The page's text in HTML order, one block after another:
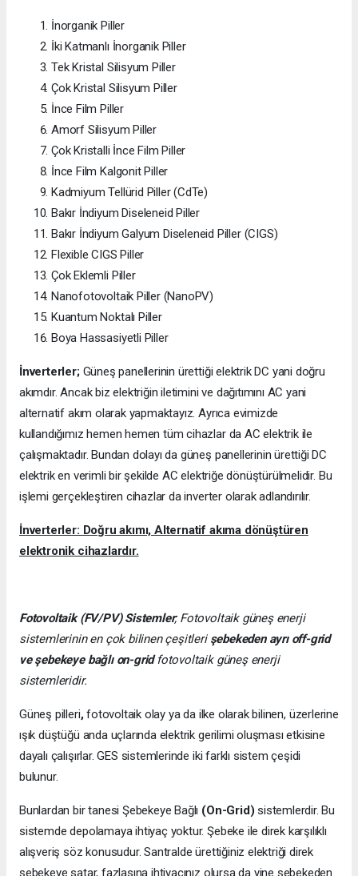
İnorganik Piller
İki Katmanlı İnorganik Piller
Tek Kristal Silisyum Piller
Çok Kristal Silisyum Piller
İnce Film Piller
Amorf Silisyum Piller
Çok Kristalli İnce Film Piller
İnce Film Kalgonit Piller
Kadmiyum Tellürid Piller (CdTe)
Bakır İndiyum Diseleneid Piller
Bakır İndiyum Galyum Diseleneid Piller (CIGS)
Flexible CIGS Piller
Çok Eklemli Piller
Nanofotovoltaik Piller (NanoPV)
Kuantum Noktalı Piller
Boya Hassasiyetli Piller
İnverterler;Güneş panellerinin ürettiği elektrik DC yani doğru
akımdır. Ancak biz elektriğin iletimini ve dağıtımını AC yani
alternatif akım olarak yapmaktayız. Ayrıca evimizde
kullandığımız hemen hemen tüm cihazlar da AC elektrik ile
çalışmaktadır. Bundan dolayı da güneş panellerinin ürettiği DC
elektrik en verimli bir şekilde AC elektriğe dönüştürülmelidir. Bu
işlemi gerçekleştiren cihazlar da inverter olarak adlandırılır.
İnverterler: Doğru akımı, Alternatif akıma dönüştüren
elektronik cihazlardır.
Fotovoltaik (FV/PV) Sistemler; Fotovoltaik güneş enerji
sistemlerinin en çok bilinen çeşitleri şebekeden ayrı off-grid
ve şebekeye bağlı on-gridfotovoltaik güneş enerji
sistemleridir.
Güneş pilleri,fotovoltaik olay ya da ilke olarak bilinen, üzerlerine
ışık düştüğü anda uçlarında elektrik gerilimi oluşması etkisine
dayalı çalışırlar. GES sistemlerinde iki farklı sistem çeşidi
bulunur.
Bunlardan bir tanesi Şebekeye Bağlı (On-Grid) sistemlerdir. Bu
sistemde depolamaya ihtiyaç yoktur. Şebeke ile direk karşılıklı
alışveriş söz konusudur. Santralde ürettiğiniz elektriği direk
şebekeye satar, fazlasına ihtiyacınız olursa da yine şebekeden